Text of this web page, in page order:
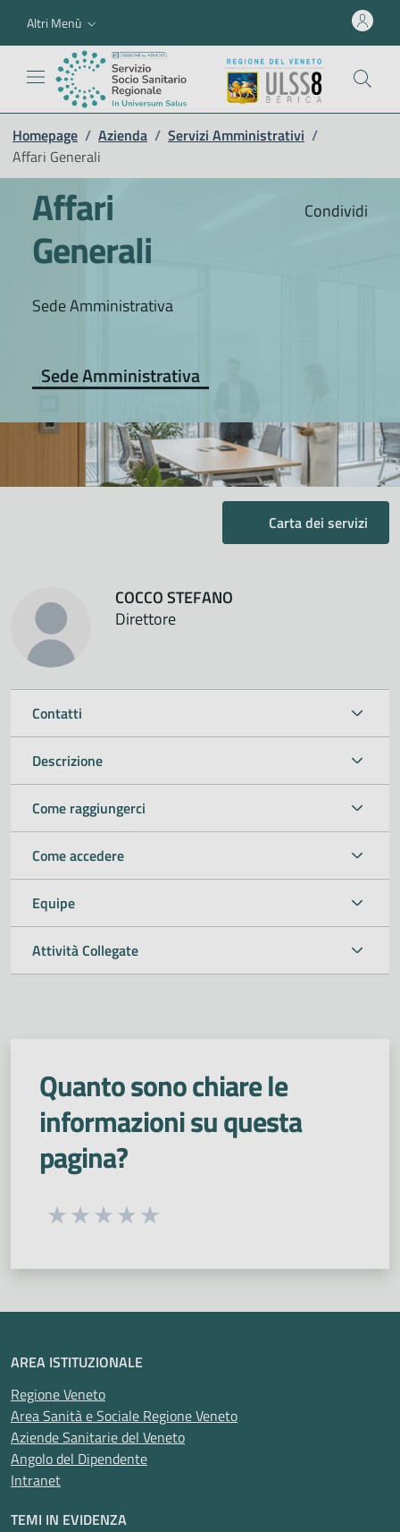
Altri Menù
Homepage / Azienda / Servizi Amministrativi /
Affari Generali
Condividi
Affari
Generali
Sede Amministrativa
Sede Amministrativa
Carta dei servizi
COCCO STEFANO
Direttore
Contatti
Descrizione
Come raggiungerci
Come accedere
Equipe
Attività Collegate
Quanto sono chiare le
informazioni su questa
pagina?
Seleziona una valutazione da 1 a 5 stelle
AREA ISTITUZIONALE
Regione Veneto
Area Sanità e Sociale Regione Veneto
Aziende Sanitarie del Veneto
Angolo del Dipendente
Intranet
TEMI IN EVIDENZA